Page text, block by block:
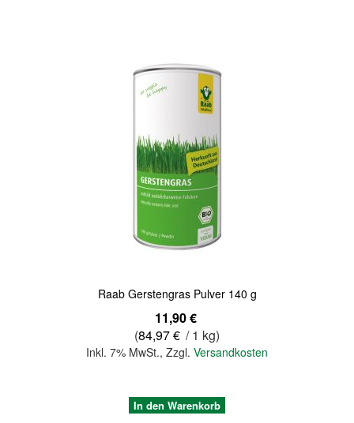
Raab Gerstengras Pulver 140 g
11,90 €
(84,97 € / 1 kg)
Inkl. 7% MwSt., Zzgl. Versandkosten
In den Warenkorb